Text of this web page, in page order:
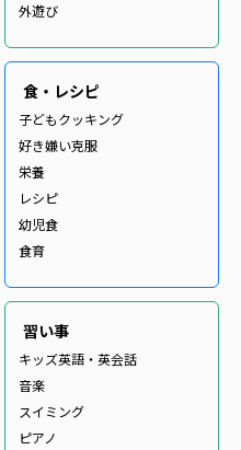
外遊び
食・レシピ
子どもクッキング
好き嫌い克服
栄養
レシピ
幼児食
食育
習い事
キッズ英語・英会話
音楽
スイミング
ピアノ